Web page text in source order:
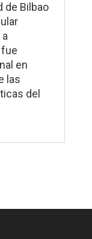
de Bilbao
fue
en
las
del